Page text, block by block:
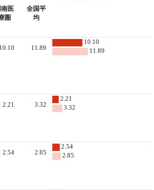
南医
圏
全国平
均
10.10 11.89
10.10
11.89
2.21 3.32
2.21
3.32
2.54 2.85
2.54
2.85